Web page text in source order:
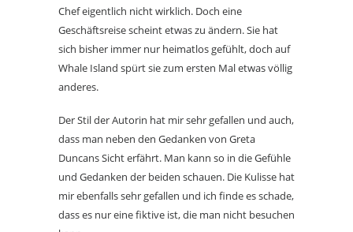
Chef eigentlich nicht wirklich. Doch eine
Geschäftsreise scheint etwas zu ändern. Sie hat
sich bisher immer nur heimatlos gefühlt, doch auf
Whale Island spürt sie zum ersten Mal etwas völlig
anderes.
Der Stil der Autorin hat mir sehr gefallen und auch,
dass man neben den Gedanken von Greta
Duncans Sicht erfährt. Man kann so in die Gefühle
und Gedanken der beiden schauen. Die Kulisse hat
mir ebenfalls sehr gefallen und ich finde es schade,
dass es nur eine fiktive ist, die man nicht besuchen